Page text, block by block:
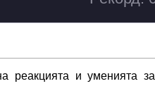
реакцията и уменията за